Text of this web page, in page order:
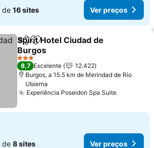
de 16 sites Ver preços
PartilharAdicionar aos favoritos
Spirit Hotel Ciudad de
Burgos
Ver preços
3 Estrelas
8,7 Excelente
12.422
Burgos, a 15.5 km de Merindad de Río
Ubierna
Experiência Poseidon Spa SuiteVer
de 8 sites Ver preços